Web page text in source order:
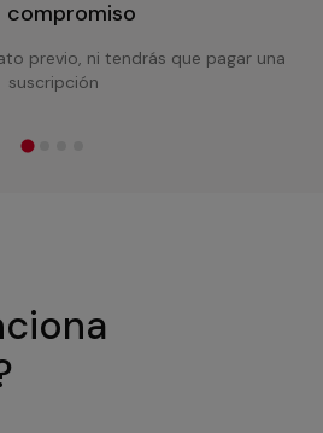
compromiso
previo, ni tendrás que pagar una
suscripción